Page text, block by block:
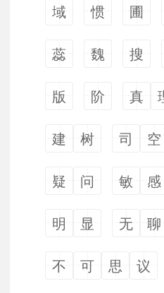
域 惯 圃
蕊 魏 搜
版 阶 真
建 树 司 空
疑 问 敏 感
明 显 无 聊
不 可 思 议